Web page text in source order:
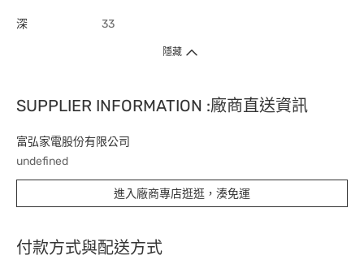
深 33
隱藏
SUPPLIER INFORMATION :廠商直送資訊
富弘家電股份有限公司
undefined
進入廠商專店逛逛，湊免運
付款方式與配送方式